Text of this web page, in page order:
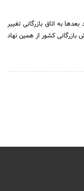
به اتاق بازرگانی تغییر
بازرگانی کشور از همین نهاد